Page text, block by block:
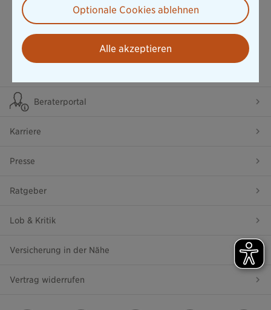
Beraterportal
Karriere
Presse
Ratgeber
Lob & Kritik
Versicherung in der Nähe
Vertrag widerrufen
Optionale Cookies ablehnen
Alle akzeptieren